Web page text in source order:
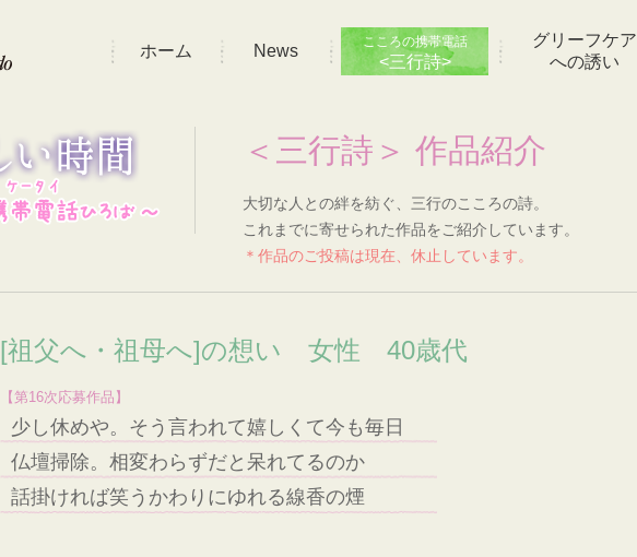
ホーム News こころの携帯電話
<三行詩>
グリーフケア
への誘い
＜三行詩＞ 作品紹介
大切な人との絆を紡ぐ、三行のこころの詩。
これまでに寄せられた作品をご紹介しています。
＊作品のご投稿は現在、休止しています。
[祖父へ・祖母へ]の想い 女性 40歳代
【第16次応募作品】
少し休めや。そう言われて嬉しくて今も毎日
仏壇掃除。相変わらずだと呆れてるのか
話掛ければ笑うかわりにゆれる線香の煙